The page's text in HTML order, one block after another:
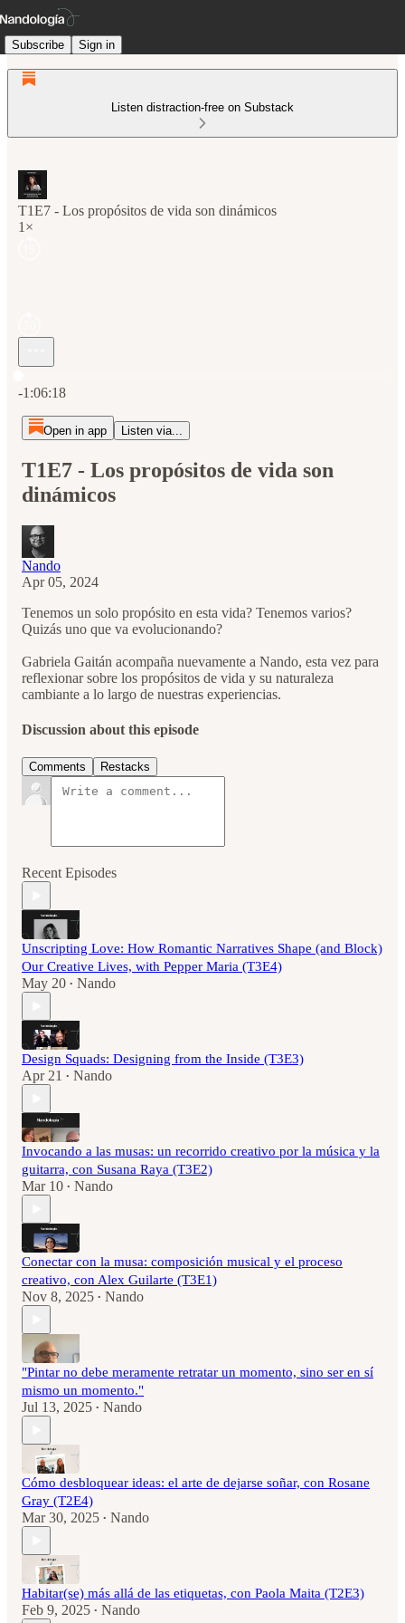
Subscribe Sign in
Listen distraction-free on Substack
T1E7 - Los propósitos de vida son dinámicos
1×
-1:06:18
Open in app Listen via...
T1E7 - Los propósitos de vida son
dinámicos
Nando
Apr 05, 2024
Tenemos un solo propósito en esta vida? Tenemos varios?
Quizás uno que va evolucionando?
Gabriela Gaitán acompaña nuevamente a Nando, esta vez para
reflexionar sobre los propósitos de vida y su naturaleza
cambiante a lo largo de nuestras experiencias.
Discussion about this episode
Comments Restacks
Recent Episodes
Unscripting Love: How Romantic Narratives Shape (and Block)
Our Creative Lives, with Pepper Maria (T3E4)
May 20 • Nando
Design Squads: Designing from the Inside (T3E3)
Apr 21 • Nando
Invocando a las musas: un recorrido creativo por la música y la
guitarra, con Susana Raya (T3E2)
Mar 10 • Nando
Conectar con la musa: composición musical y el proceso
creativo, con Alex Guilarte (T3E1)
Nov 8, 2025 • Nando
"Pintar no debe meramente retratar un momento, sino ser en sí
mismo un momento."
Jul 13, 2025 • Nando
Cómo desbloquear ideas: el arte de dejarse soñar, con Rosane
Gray (T2E4)
Mar 30, 2025 • Nando
Habitar(se) más allá de las etiquetas, con Paola Maita (T2E3)
Feb 9, 2025 • Nando